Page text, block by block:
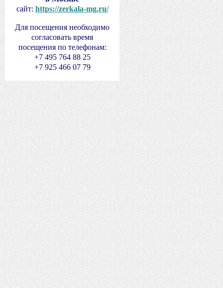
сайт: https://zerkala-mg.ru/
Для посещения необходимо
согласовать время
посещения по телефонам:
+7 495 764 88 25
+7 925 466 07 79